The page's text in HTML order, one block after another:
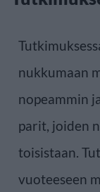
nukkumaan
nopeammin
parit, joiden
toisistaan.
vuoteeseen